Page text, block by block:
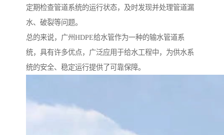
定期检查管道系统的运行状态，及时发现并处理管道漏
水、破裂等问题。
总的来说，广州HDPE给水管作为一种的输水管道系
统，具有许多优点，广泛应用于给水工程中，为供水系
统的安全、稳定运行提供了可靠保障。